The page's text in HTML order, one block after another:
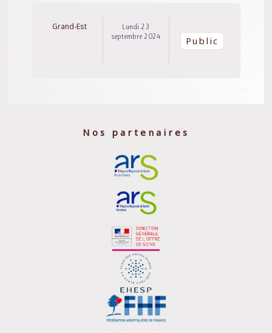
Grand-Est
Lundi 23
septembre 2024
Public
Nos partenaires